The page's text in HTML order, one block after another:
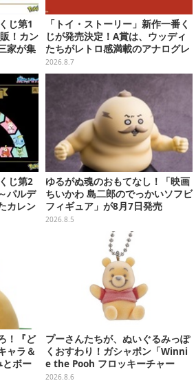
じ第1
！カン
家が集
記念
「トイ・ストーリー」新作一番く
じが発売決定！A賞は、ウッディ
たちがレトロ感満載のアナログレ
コード上を走る姿で立体化
2026.8.7
じ第2
パルデ
カレン
ッズ
ゆるがぬ魂のおもてなし！「映画
ちいかわ 島二郎のでっかいソフビ
フィギュア」が8月7日発売
2026.8.5
！『ど
ャラ＆
とボー
発売
プーさんたちが、ぬいぐるみっぽ
くおすわり！ガシャポン「Winni
e the Pooh フロッキーチャー
ム」ふわふわでどれも可愛い全4
2026.8.6